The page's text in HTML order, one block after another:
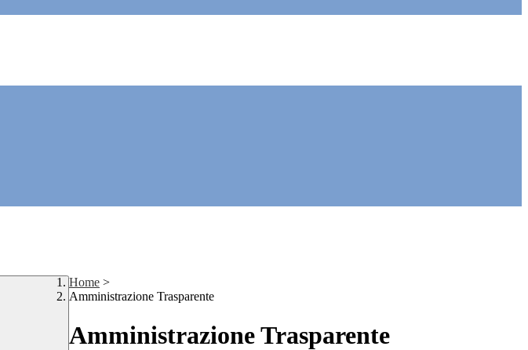
Home >
Amministrazione Trasparente
Amministrazione Trasparente